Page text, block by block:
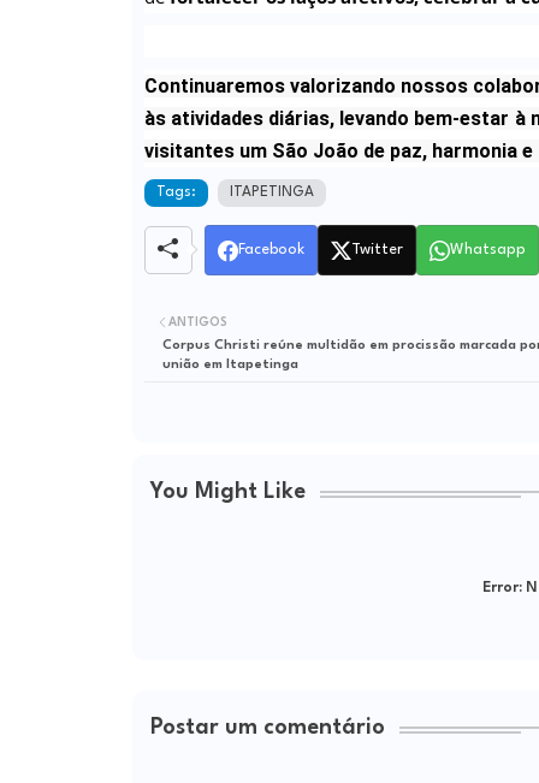
Continuaremos valorizando nossos
às atividades diárias, levando bem-estar
visitantes um São João de paz, harmonia
Tags: ITAPETINGA
Facebook Twitter Whatsapp
ANTIGOS
Corpus Christi reúne multidão em procissão marcada
união em Itapetinga
You Might Like
Error:
Postar um comentário